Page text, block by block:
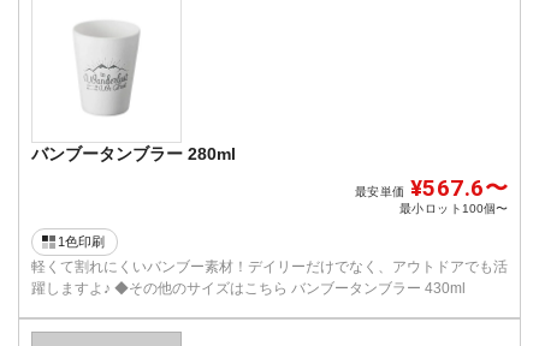
バンブータンブラー 280ml
最安単価 ¥567.6〜
最小ロット100個〜
1色印刷
軽くて割れにくいバンブー素材！デイリーだけでなく、アウトドアでも活
躍しますよ♪ ◆その他のサイズはこちら バンブータンブラー 430ml